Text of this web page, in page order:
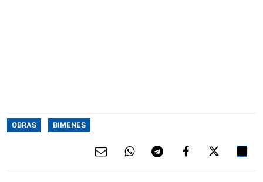
OBRAS BIMENES